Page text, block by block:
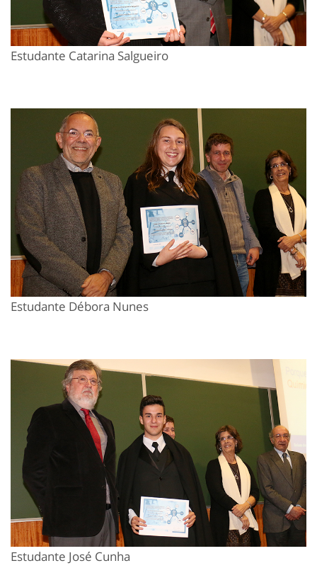
Estudante Catarina Salgueiro
Estudante Débora Nunes
Estudante José Cunha